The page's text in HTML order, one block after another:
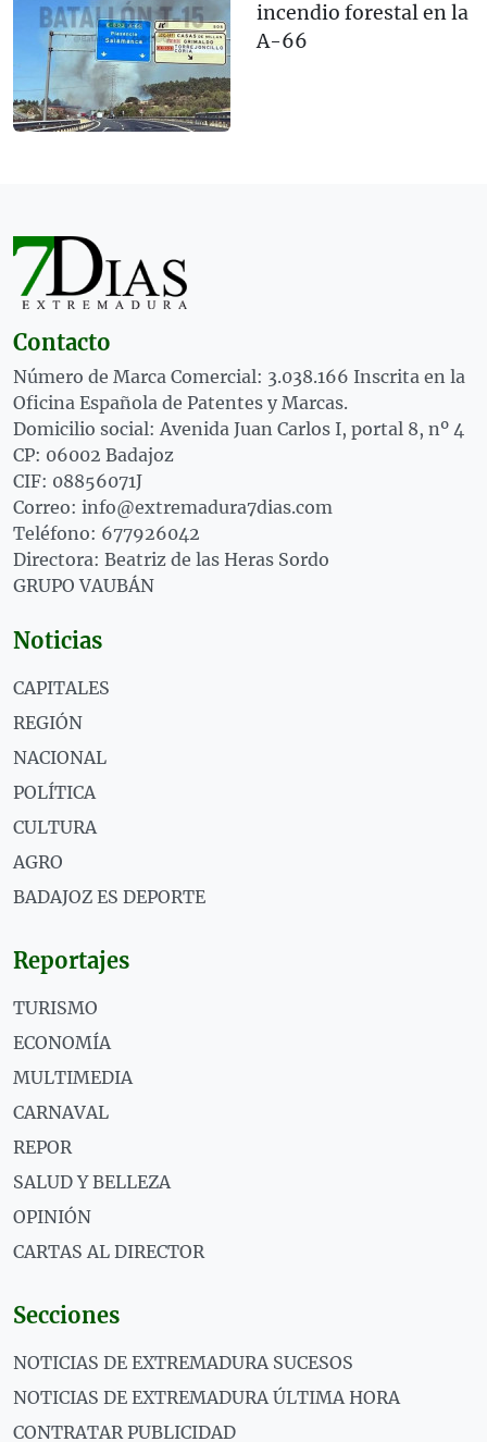
incendio forestal en la
A-66
Contacto
Número de Marca Comercial: 3.038.166 Inscrita en la
Oficina Española de Patentes y Marcas.
Domicilio social: Avenida Juan Carlos I, portal 8, nº 4
CP: 06002 Badajoz
CIF: 08856071J
Correo: info@extremadura7dias.com
Teléfono: 677926042
Directora: Beatriz de las Heras Sordo
GRUPO VAUBÁN
Noticias
CAPITALES
REGIÓN
NACIONAL
POLÍTICA
CULTURA
AGRO
BADAJOZ ES DEPORTE
Reportajes
TURISMO
ECONOMÍA
MULTIMEDIA
CARNAVAL
REPOR
SALUD Y BELLEZA
OPINIÓN
CARTAS AL DIRECTOR
Secciones
NOTICIAS DE EXTREMADURA SUCESOS
NOTICIAS DE EXTREMADURA ÚLTIMA HORA
CONTRATAR PUBLICIDAD